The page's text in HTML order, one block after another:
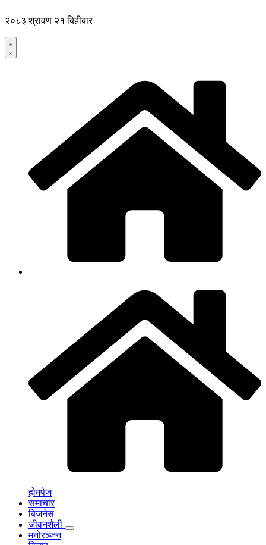
to
२०८३ श्रावण २१ बिहीबार
होमपेज
समाचार
बिजनेस
जीवनशैली
मनोरञ्जन